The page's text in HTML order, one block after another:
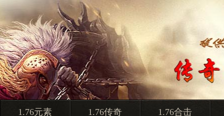
1.76元素 1.76传奇 1.76合击